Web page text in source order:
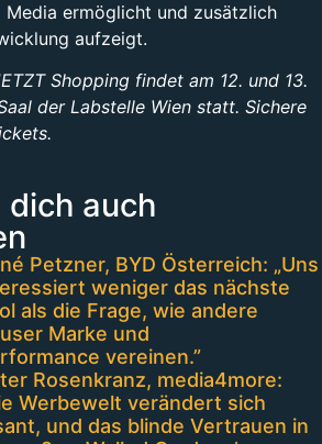
Media ermöglicht und zusätzlich
aufzeigt.
Shopping findet am 12. und 13.
der Labstelle Wien statt. Sichere
dich auch
Petzner, BYD Österreich: „Uns
weniger das nächste
als die Frage, wie andere
Marke und
vereinen.”
Rosenkranz, media4more:
Werbewelt verändert sich
und das blinde Vertrauen in